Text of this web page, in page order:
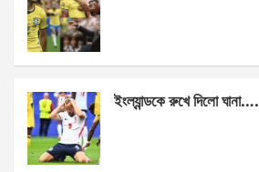
ইংল্যান্ডকে রুখে দিলো ঘানা….